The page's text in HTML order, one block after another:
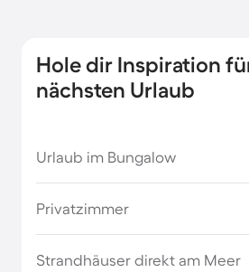
Ferienunterkünfte in
Ferienhäuser &
Deutschland
Ferienhäuser mit Frühstück in
Hole dir Inspiration
nächsten Urlaub
Urlaub im Bungalow
Privatzimmer
Strandhäuser direkt am Meer